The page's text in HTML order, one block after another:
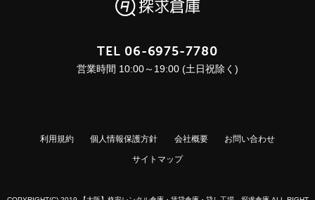
TEL 06-6975-7780
営業時間 10:00～19:00 (土日祝除く)
利用規約 個人情報保護方針 会社概要 お問い合わせ
サイトマップ